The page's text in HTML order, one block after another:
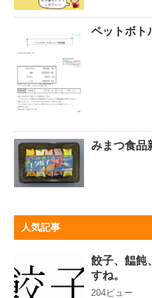
ペットボト
みまつ食品
人気記事
餃子、饂飩
すね。
204ビュー